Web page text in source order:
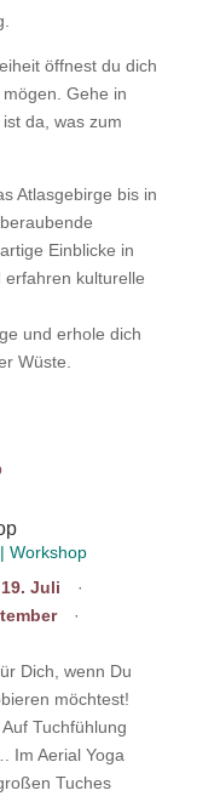
öffnest du dich
Gehe in
da, was zum
Atlasgebirge bis in
Einblicke in
erfahren kulturelle
und erhole dich
Wüste.
Workshop
19. Juli
Dich, wenn Du
möchtest!
Tuchfühlung
Im Aerial Yoga
Tuches